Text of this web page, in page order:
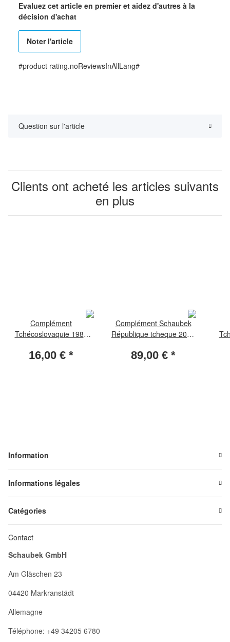
Evaluez cet article en premier et aidez d'autres à la
décision d'achat
Noter l'article
#product rating.noReviewsInAllLang#
Question sur l'article
Clients ont acheté les articles suivants
en plus
Complément
Tchécoslovaquie 1986
16,00 € *
Complément Schaubek
République tcheque 2024
89,00 € *
Information
Informations légales
Catégories
Contact
Schaubek GmbH
Am Gläschen 23
04420 Markranstädt
Allemagne
Téléphone: +49 34205 6780